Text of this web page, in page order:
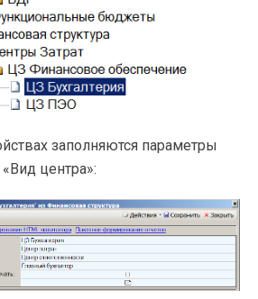
заполняются параметры
центра»: